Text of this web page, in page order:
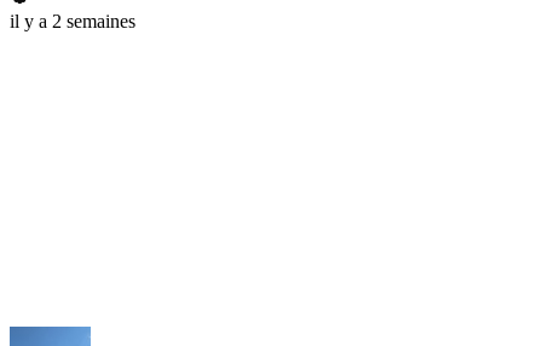
il y a 2 semaines